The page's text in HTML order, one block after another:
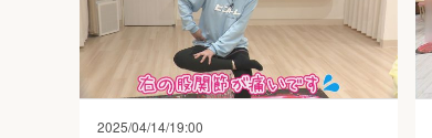
2025/04/14/19:00